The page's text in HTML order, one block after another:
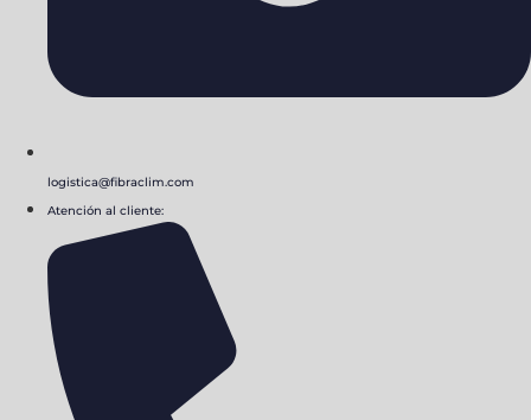
logistica@fibraclim.com
Atención al cliente: